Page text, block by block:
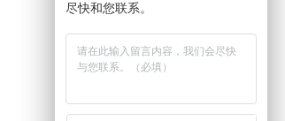
尽快和您联系。